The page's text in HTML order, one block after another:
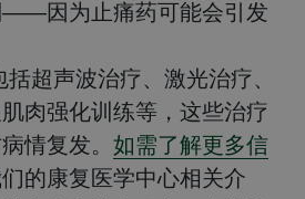
——因为止痛药可能会引发
括超声波治疗、激光治疗、
肉强化训练等，这些治疗
情复发。 如需了解更多信
们的康复医学中心相关介